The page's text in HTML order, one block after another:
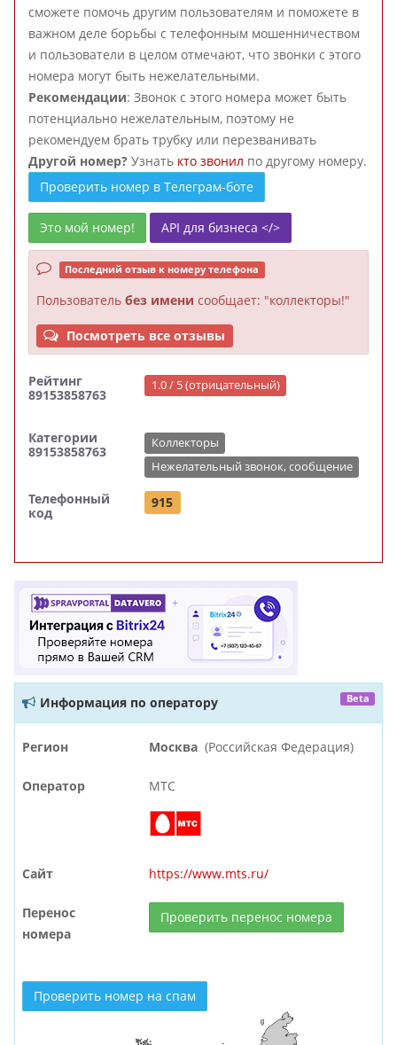
сможете помочь другим пользователям и поможете в
важном деле борьбы с телефонным мошенничеством
и пользователи в целом отмечают, что звонки с этого
номера могут быть нежелательными.
Рекомендации: Звонок с этого номера может быть
потенциально нежелательным, поэтому не
рекомендуем брать трубку или перезванивать
Другой номер? Узнать кто звонил по другому номеру.
Проверить номер в Телеграм-боте
Это мой номер! API для бизнеса </>
Последний отзыв к номеру телефона
Пользователь без имени сообщает: "коллекторы!"
Посмотреть все отзывы
Рейтинг
89153858763
1.0 / 5 (отрицательный)
Категории
89153858763
Коллекторы
Нежелательный звонок, сообщение
Телефонный
код
915
Информация по оператору Beta
Регион Москва (Российская Федерация)
Оператор МТС
Сайт https://www.mts.ru/
Перенос
номера
Проверить перенос номера
Проверить номер на спам